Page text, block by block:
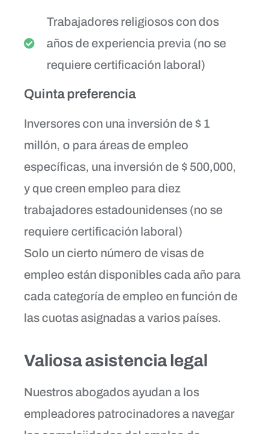
Trabajadores religiosos con dos
años de experiencia previa (no se
requiere certificación laboral)
Quinta preferencia
Inversores con una inversión de $ 1
millón, o para áreas de empleo
específicas, una inversión de $ 500,000,
y que creen empleo para diez
trabajadores estadounidenses (no se
requiere certificación laboral)
Solo un cierto número de visas de
empleo están disponibles cada año para
cada categoría de empleo en función de
las cuotas asignadas a varios países.
Valiosa asistencia legal
Nuestros abogados ayudan a los
empleadores patrocinadores a navegar